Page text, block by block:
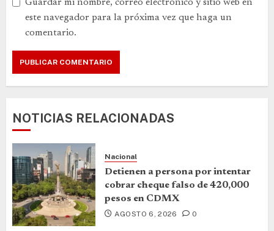
Guardar mi nombre, correo electrónico y sitio web en
este navegador para la próxima vez que haga un
comentario.
NOTICIAS RELACIONADAS
Nacional
Detienen a persona por intentar
cobrar cheque falso de 420,000
pesos en CDMX
AGOSTO 6, 2026 0